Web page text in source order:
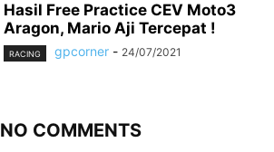
Hasil Free Practice CEV Moto3
Aragon, Mario Aji Tercepat !
RACING gpcorner - 24/07/2021
NO COMMENTS